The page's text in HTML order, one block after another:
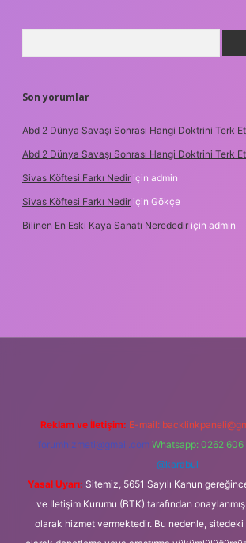
Son yorumlar
Abd 2 Dünya Savaşı Sonrası Hangi Doktrini Terk
Abd 2 Dünya Savaşı Sonrası Hangi Doktrini Terk
Sivas Köftesi Farkı Nedir için admin
Sivas Köftesi Farkı Nedir için Gökçe
Bilinen En Eski Kaya Sanatı Nerededir için admin
Reklam ve İletişim: E-mail:
forumhizmeti@gmail.com Whatsapp: 0262 606
@karabul
Yasal Uyarı: Sitemiz, 5651 Sayılı Kanun
ve İletişim Kurumu (BTK) tarafından onaylanmış
olarak hizmet vermektedir. Bu nedenle,